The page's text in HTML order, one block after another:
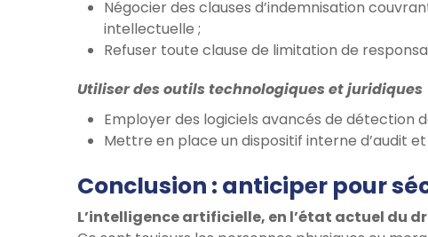
Négocier des clauses d’indemnisation
intellectuelle ;
Refuser toute clause de limitation de
Utiliser des outils technologiques et juridiques
Employer des logiciels avancés de détection
Mettre en place un dispositif interne d’audit
Conclusion : anticiper pour
L’intelligence artificielle, en l’état actuel du